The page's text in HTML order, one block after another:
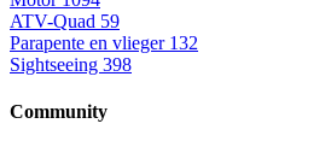
ATV-Quad 59
Parapente en vlieger 132
Sightseeing 398
Community